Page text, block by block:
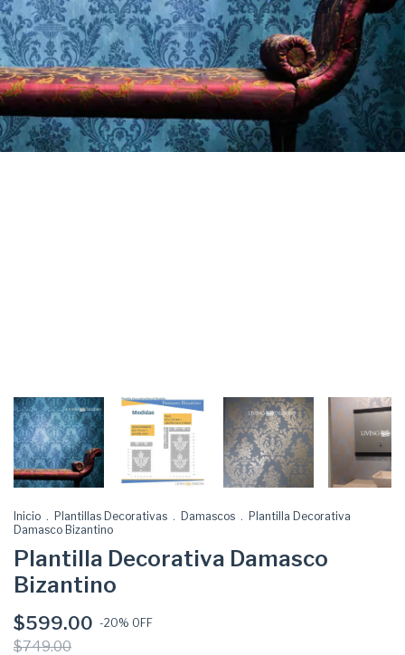
Inicio . Plantillas Decorativas . Damascos . Plantilla Decorativa
Damasco Bizantino
Plantilla Decorativa Damasco
Bizantino
$599.00 -20% OFF
$749.00